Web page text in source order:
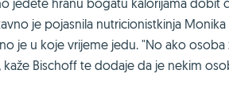
jedete hranu bogatu kalorijama dobit
je pojasnila nutricionistkinja
je u koje vrijeme jedu. "No ako
kaže Bischoff te dodaje da je nekim